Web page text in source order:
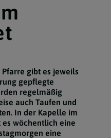
gibt es jeweils
gepflegte
regelmäßig
auch Taufen und
In der Kapelle im
es wöchentlich eine
eine